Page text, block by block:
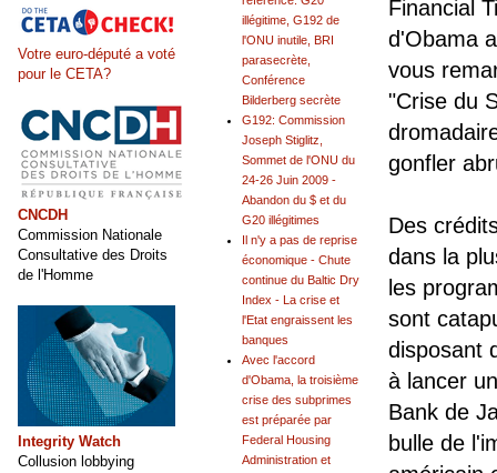
Financial
d'Obama
vous
"Crise du
gonfler
Des
dans la
les
sont
disposant
à lancer
Bank de
bulle de
illégitime, G192 de
l'ONU inutile, BRI
parasecrète,
Conférence
Bilderberg secrète
G192: Commission
Joseph Stiglitz,
Sommet de l'ONU du
24-26 Juin 2009 -
Abandon du $ et du
G20 illégitimes
Il n'y a pas de reprise
économique - Chute
continue du Baltic Dry
Index - La crise et
l'Etat engraissent les
banques
Avec l'accord
d'Obama, la troisième
crise des subprimes
est préparée par
Federal Housing
Administration et
Votre euro-député a voté
pour le CETA?
CNCDH
Commission Nationale
Consultative des Droits
de l'Homme
Integrity Watch
Collusion lobbying